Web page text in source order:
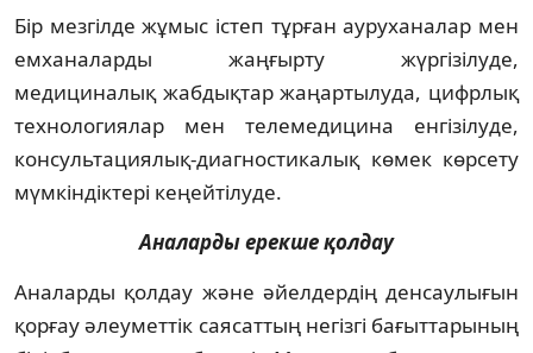
Бір мезгілде жұмыс істеп тұрған ауруханалар мен
емханаларды жаңғырту жүргізілуде,
медициналық жабдықтар жаңартылуда, цифрлық
технологиялар мен телемедицина енгізілуде,
консультациялық-диагностикалық көмек көрсету
мүмкіндіктері кеңейтілуде.
Аналарды ерекше қолдау
Аналарды қолдау және әйелдердің денсаулығын
қорғау әлеуметтік саясаттың негізгі бағыттарының